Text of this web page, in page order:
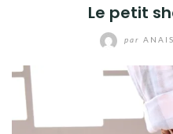
Le petit
par ANAIS